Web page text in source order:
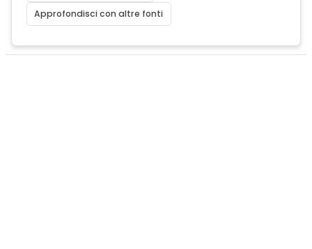
Approfondisci con altre fonti